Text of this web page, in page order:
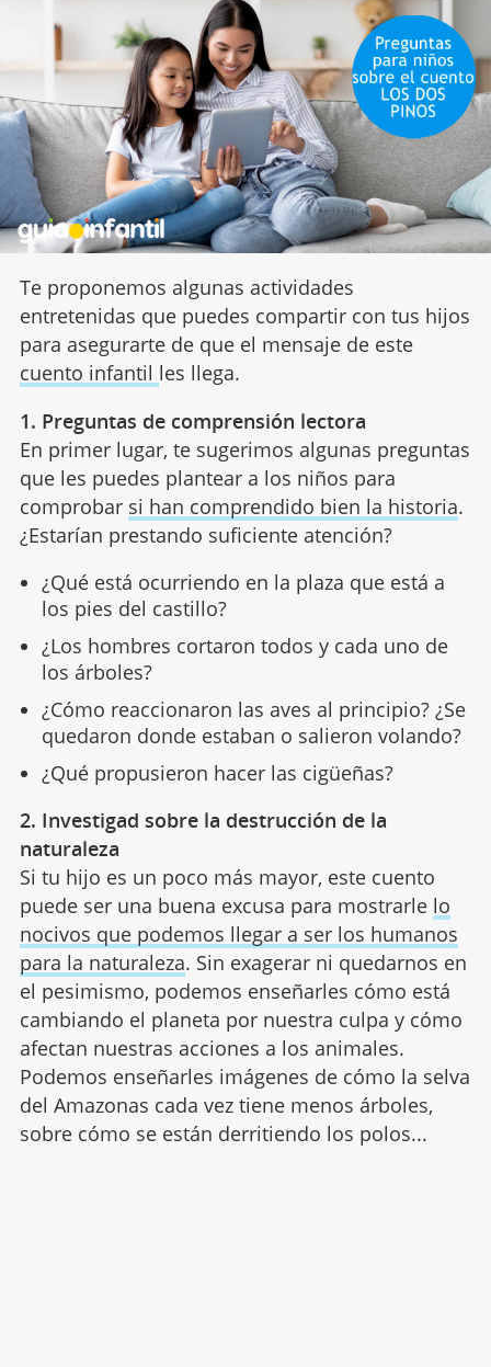
Te proponemos algunas actividades
entretenidas que puedes compartir con tus hijos
para asegurarte de que el mensaje de este
cuento infantil les llega.
1. Preguntas de comprensión lectora
En primer lugar, te sugerimos algunas preguntas
que les puedes plantear a los niños para
comprobar si han comprendido bien la historia.
¿Estarían prestando suficiente atención?
¿Qué está ocurriendo en la plaza que está a
los pies del castillo?
¿Los hombres cortaron todos y cada uno de
los árboles?
¿Cómo reaccionaron las aves al principio? ¿Se
quedaron donde estaban o salieron volando?
¿Qué propusieron hacer las cigüeñas?
2. Investigad sobre la destrucción de la
naturaleza
Si tu hijo es un poco más mayor, este cuento
puede ser una buena excusa para mostrarle lo
nocivos que podemos llegar a ser los humanos
para la naturaleza. Sin exagerar ni quedarnos en
el pesimismo, podemos enseñarles cómo está
cambiando el planeta por nuestra culpa y cómo
afectan nuestras acciones a los animales.
Podemos enseñarles imágenes de cómo la selva
del Amazonas cada vez tiene menos árboles,
sobre cómo se están derritiendo los polos...